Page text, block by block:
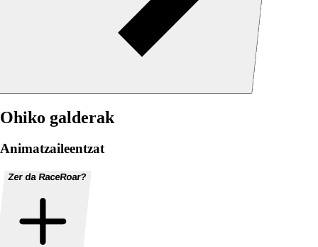
Ohiko galderak
Animatzaileentzat
Zer da RaceRoar?